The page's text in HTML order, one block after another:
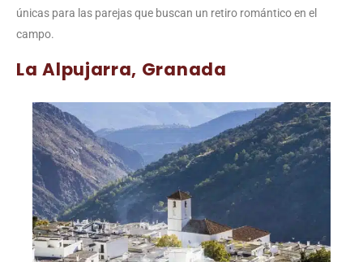
únicas para las parejas que buscan un retiro romántico en el
campo.
La Alpujarra, Granada